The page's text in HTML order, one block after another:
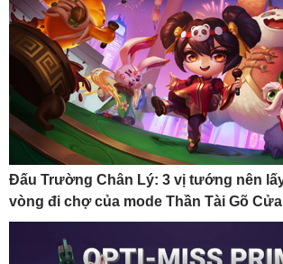
Đấu Trường Chân Lý: 3 vị tướng nên
vòng đi chợ của mode Thần Tài Gõ Cửa